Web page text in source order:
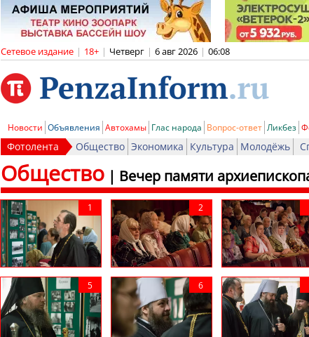
Сетевое издание | 18+ | Четверг | 6 авг 2026 | 06:08
Новости Объявления Автохамы Глас народа Вопрос-ответ Ликбез
Фотолента Общество Экономика Культура Молодёжь
Общество | Вечер памяти